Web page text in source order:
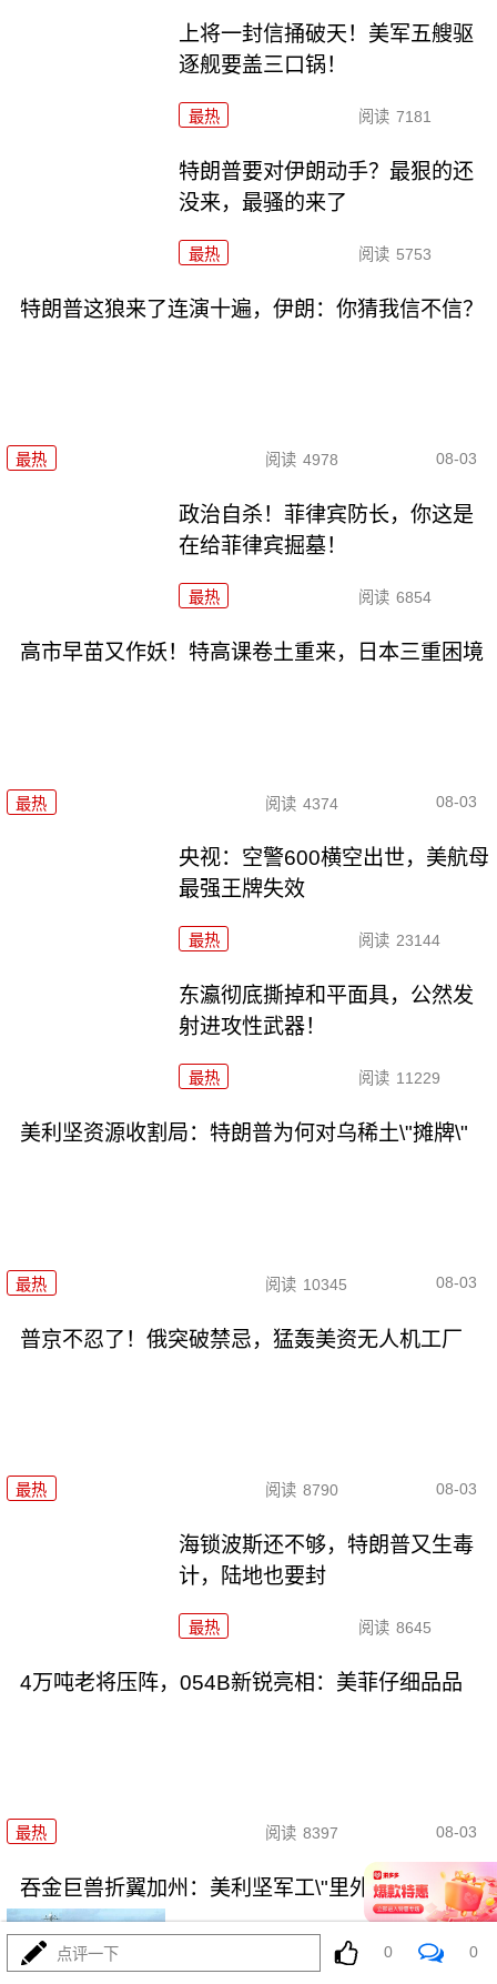
上将一封信捅破天！美军五艘驱
逐舰要盖三口锅！
最热 阅读 7181
特朗普要对伊朗动手？最狠的还
没来，最骚的来了
最热 阅读 5753
特朗普这狼来了连演十遍，伊朗：你猜我信不信？
最热 阅读 4978 08-03
政治自杀！菲律宾防长，你这是
在给菲律宾掘墓！
最热 阅读 6854
高市早苗又作妖！特高课卷土重来，日本三重困境
最热 阅读 4374 08-03
央视：空警600横空出世，美航母
最强王牌失效
最热 阅读 23144
东瀛彻底撕掉和平面具，公然发
射进攻性武器！
最热 阅读 11229
美利坚资源收割局：特朗普为何对乌稀土\"摊牌\"
最热 阅读 10345 08-03
普京不忍了！俄突破禁忌，猛轰美资无人机工厂
最热 阅读 8790 08-03
海锁波斯还不够，特朗普又生毒
计，陆地也要封
最热 阅读 8645
4万吨老将压阵，054B新锐亮相：美菲仔细品品
最热 阅读 8397 08-03
吞金巨兽折翼加州：美利坚军工\"里外掏空\"困局
点评一下 0 0